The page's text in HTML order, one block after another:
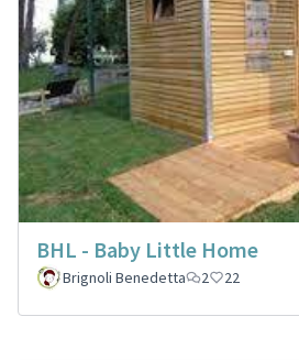
BHL - Baby Little Home
Brignoli Benedetta
2 22